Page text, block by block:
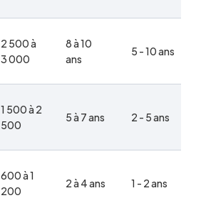
2 500 à
3 000
8 à 10
ans
5 - 10 ans
1 500 à 2
500
5 à 7 ans 2 - 5 ans
600 à 1
200
2 à 4 ans 1 - 2 ans